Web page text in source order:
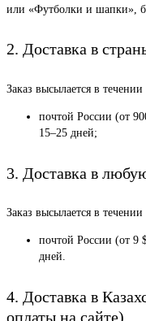
или «Футболки и шапки»,
2. Доставка в
Заказ высылается в течении
почтой России (от
15–25 дней;
3. Доставка в
Заказ высылается в
почтой России (от 9
дней.
4. Доставка в
оплаты на сайте)